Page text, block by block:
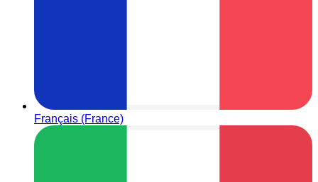
Français (France)